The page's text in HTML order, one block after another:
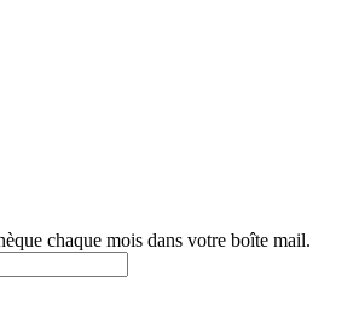
chaque mois dans votre boîte mail.